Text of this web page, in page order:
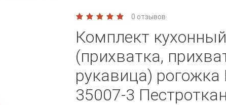
0 отзывов
Комплект кухонный
(прихватка,
рукавица) рогожка
35007-3